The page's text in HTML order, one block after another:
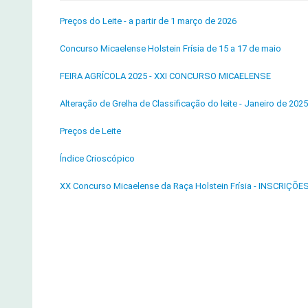
Preços do Leite - a partir de 1 março de 2026
Concurso Micaelense Holstein Frísia de 15 a 17 de maio
FEIRA AGRÍCOLA 2025 - XXI CONCURSO MICAELENSE
Alteração de Grelha de Classificação do leite - Janeiro de 2025
Preços de Leite
Índice Crioscópico
XX Concurso Micaelense da Raça Holstein Frísia - INSCRIÇÕES